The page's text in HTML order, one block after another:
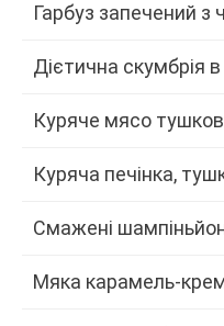
Гарбуз запечений з
Дієтична скумбрія
Куряче мясо
Куряча печінка,
Смажені
Мяка карамель-